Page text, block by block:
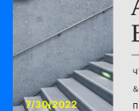
7/30/2022